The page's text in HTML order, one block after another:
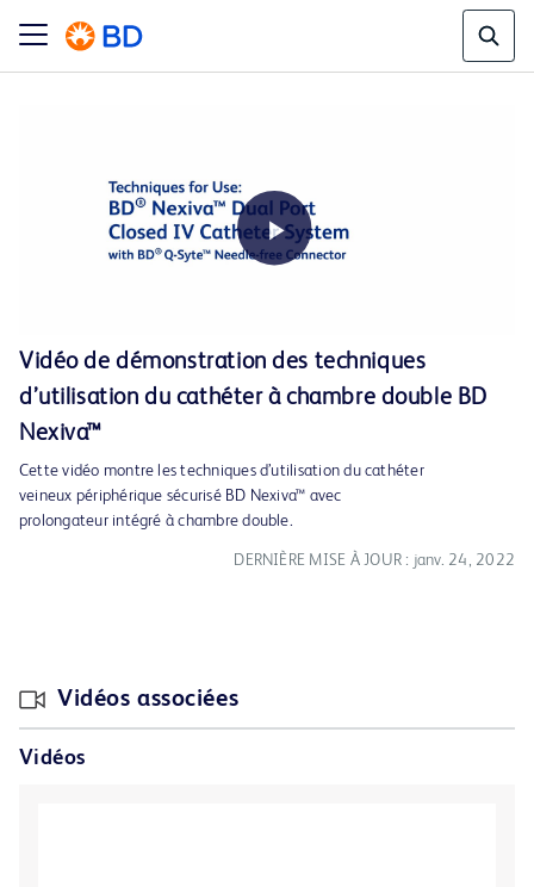
Video
Vidéo de démonstration des techniques
d’utilisation du cathéter à chambre double BD
Nexiva™
Cette vidéo montre les techniques d’utilisation du cathéter
veineux périphérique sécurisé BD Nexiva™ avec
prolongateur intégré à chambre double.
DERNIÈRE MISE À JOUR : janv. 24, 2022
Vidéos associées
Vidéos